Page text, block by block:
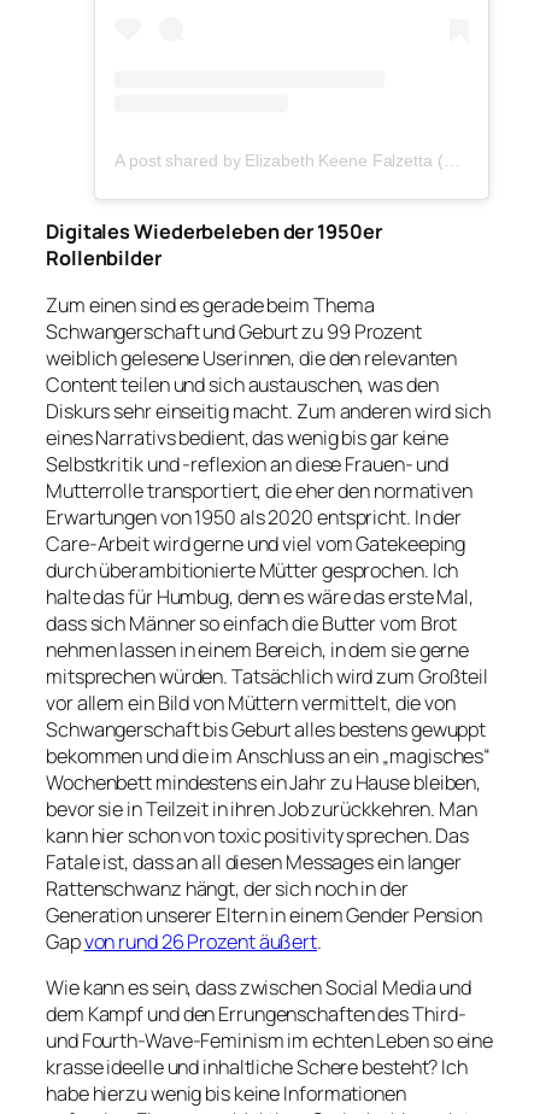
A post shared by Elizabeth Keene Falzetta (@elizabethkeene)
Digitales Wiederbeleben der 1950er
Rollenbilder
Zum einen sind es gerade beim Thema
Schwangerschaft und Geburt zu 99 Prozent
weiblich gelesene Userinnen, die den relevanten
Content teilen und sich austauschen, was den
Diskurs sehr einseitig macht. Zum anderen wird sich
eines Narrativs bedient, das wenig bis gar keine
Selbstkritik und -reflexion an diese Frauen- und
Mutterrolle transportiert, die eher den normativen
Erwartungen von 1950 als 2020 entspricht. In der
Care-Arbeit wird gerne und viel vom Gatekeeping
durch überambitionierte Mütter gesprochen. Ich
halte das für Humbug, denn es wäre das erste Mal,
dass sich Männer so einfach die Butter vom Brot
nehmen lassen in einem Bereich, in dem sie gerne
mitsprechen würden. Tatsächlich wird zum Großteil
vor allem ein Bild von Müttern vermittelt, die von
Schwangerschaft bis Geburt alles bestens gewuppt
bekommen und die im Anschluss an ein „magisches“
Wochenbett mindestens ein Jahr zu Hause bleiben,
bevor sie in Teilzeit in ihren Job zurückkehren. Man
kann hier schon vontoxic positivitysprechen. Das
Fatale ist, dass an all diesen Messages ein langer
Rattenschwanz hängt, der sich noch in der
Generation unserer Eltern in einem Gender Pension
Gapvon rund 26 Prozent äußert.
Wie kann es sein, dass zwischen Social Media und
dem Kampf und den Errungenschaften des Third-
und Fourth-Wave-Feminism im echten Leben so eine
krasse ideelle und inhaltliche Schere besteht? Ich
habe hierzu wenig bis keine Informationen